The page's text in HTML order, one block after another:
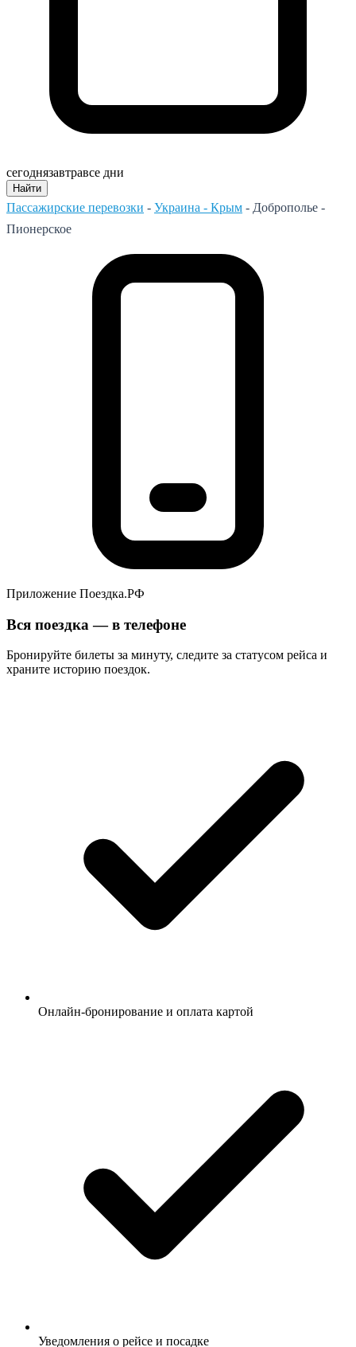
сегоднязавтравсе дни
Найти
Пассажирские перевозки - Украина - Крым - Доброполье -
Пионерское
Приложение Поездка.РФ
Вся поездка — в телефоне
Бронируйте билеты за минуту, следите за статусом рейса и
храните историю поездок.
Онлайн-бронирование и оплата картой
Уведомления о рейсе и посадке